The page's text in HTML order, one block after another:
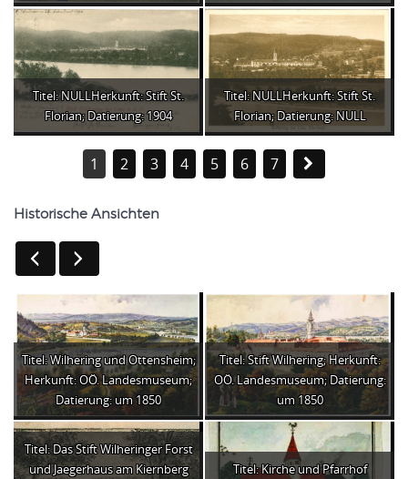
Titel: NULLHerkunft: Stift St.
Florian; Datierung: 1904
Titel: NULLHerkunft: Stift St.
Florian; Datierung: NULL
1 2 3 4 5 6 7
Historische Ansichten
Titel: Wilhering und Ottensheim;
Herkunft: OÖ. Landesmuseum;
Datierung: um 1850
Titel: Stift Wilhering; Herkunft:
OÖ. Landesmuseum; Datierung:
um 1850
Titel: Das Stift Wilheringer Forst
und Jaegerhaus am Kiernberg
Titel: Kirche und Pfarrhof